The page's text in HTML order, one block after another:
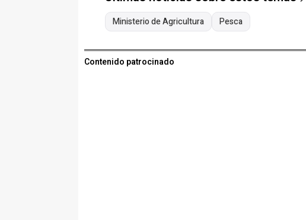
Ministerio de Agricultura Pesca
Contenido patrocinado